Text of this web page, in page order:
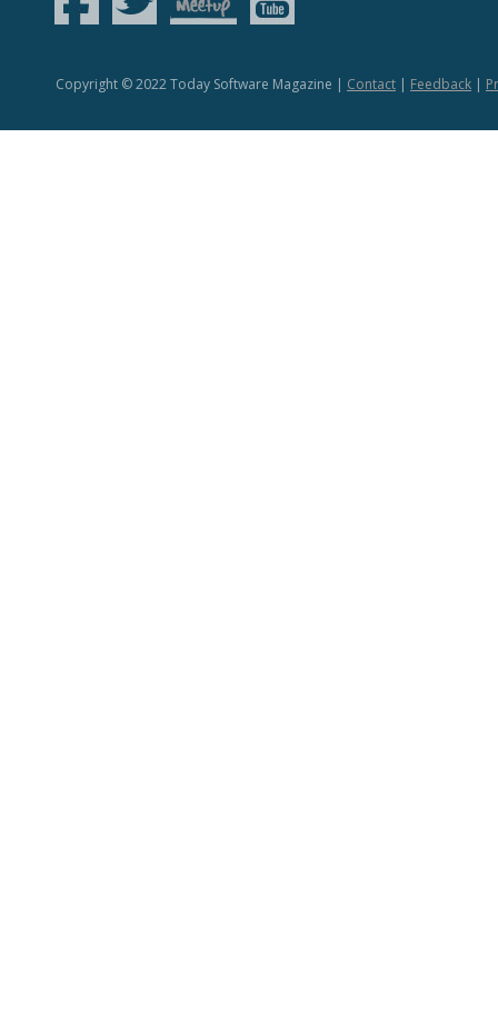
Copyright © 2022 Today Software Magazine | Contact | Feedback |